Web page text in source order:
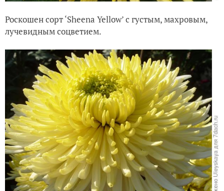
Роскошен сорт ‘Sheena Yellow’ с густым, махровым,
лучевидным соцветием.